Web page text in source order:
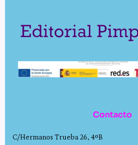
Contacto
C/Hermanos Trueba 26, 4ºB